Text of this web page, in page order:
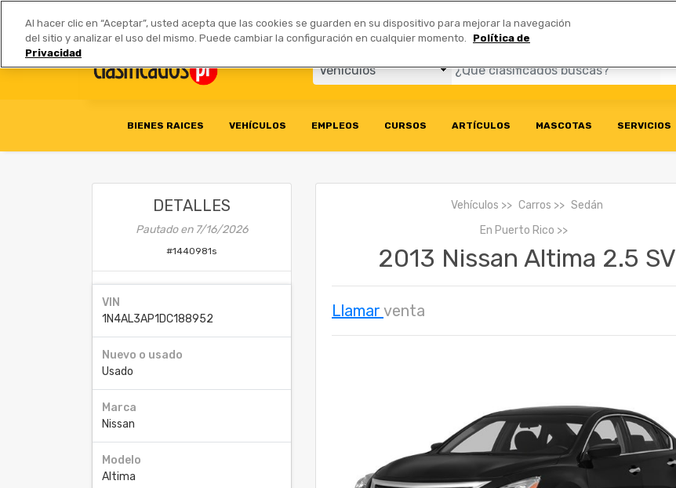
Anúnciate | Tarifas Socios Comerciales
BIENES RAICES VEHÍCULOS EMPLEOS CURSOS ARTÍCULOS MASCOTAS SERVICIOS
DETALLES
Pautado en 7/16/2026
#1440981s
VIN
1N4AL3AP1DC188952
Nuevo o usado
Usado
Marca
Nissan
Modelo
Altima
Vehículos Carros
Sedán
En Puerto Rico
2013 Nissan Altima 2.5 SV
Llamar venta
Al hacer clic en “Aceptar”, usted acepta que las cookies se guarden en su dispositivo para mejorar la navegación
del sitio y analizar el uso del mismo. Puede cambiar la configuración en cualquier momento.
Política de
Privacidad